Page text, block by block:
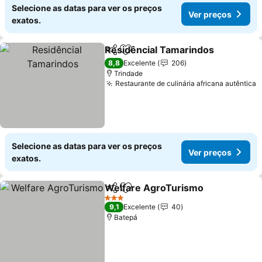
Selecione as datas para ver os preços
exatos.
Ver preços
PartilharAdicionar aos favoritos
Residêncial Tamarindos
8,8 Excelente
206
Trindade
Restaurante de culinária africana autêntica
Selecione as datas para ver os preços
exatos.
Ver preços
PartilharAdicionar aos favoritos
Welfare AgroTurismo
3 Estrelas
9,1 Excelente
40
Batepá